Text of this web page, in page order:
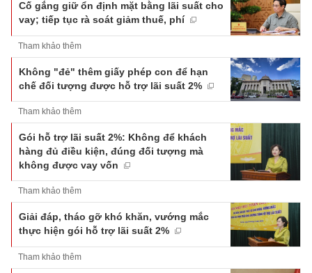
Cố gắng giữ ổn định mặt bằng lãi suất cho
vay; tiếp tục rà soát giảm thuế, phí
Tham khảo thêm
Không "đẻ" thêm giấy phép con để hạn
chế đối tượng được hỗ trợ lãi suất 2%
Tham khảo thêm
Gói hỗ trợ lãi suất 2%: Không để khách
hàng đủ điều kiện, đúng đối tượng mà
không được vay vốn
Tham khảo thêm
Giải đáp, tháo gỡ khó khăn, vướng mắc
thực hiện gói hỗ trợ lãi suất 2%
Tham khảo thêm